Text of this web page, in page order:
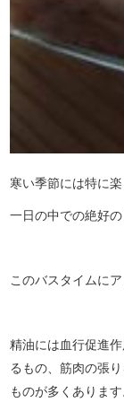
寒い季節には特に
一日の中での絶好
このバスタイムに
精油には血行促進
るもの、筋肉の張
ものが多くあります